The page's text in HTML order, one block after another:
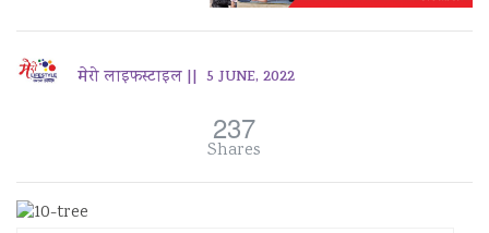
मेरो लाइफस्टाइल || 5 JUNE, 2022
237
Shares